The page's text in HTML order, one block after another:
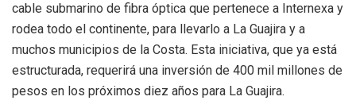
cable submarino de fibra óptica que pertenece a Internexa y
rodea todo el continente, para llevarlo a La Guajira y a
muchos municipios de la Costa. Esta iniciativa, que ya está
estructurada, requerirá una inversión de 400 mil millones de
pesos en los próximos diez años para La Guajira.